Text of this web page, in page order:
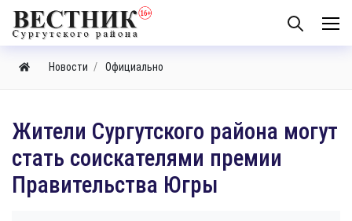
Новости Официально
Жители Сургутского района могут
стать соискателями премии
Правительства Югры